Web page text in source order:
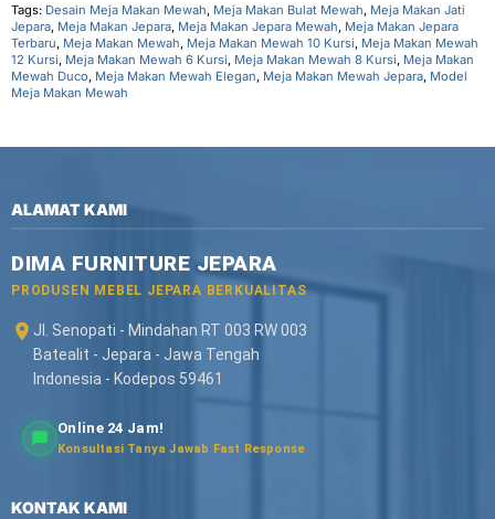
Tags: Desain Meja Makan Mewah, Meja Makan Bulat Mewah, Meja Makan Jati
Jepara, Meja Makan Jepara, Meja Makan Jepara Mewah, Meja Makan Jepara
Terbaru, Meja Makan Mewah, Meja Makan Mewah 10 Kursi, Meja Makan Mewah
12 Kursi, Meja Makan Mewah 6 Kursi, Meja Makan Mewah 8 Kursi, Meja Makan
Mewah Duco, Meja Makan Mewah Elegan, Meja Makan Mewah Jepara, Model
Meja Makan Mewah
ALAMAT KAMI
DIMA FURNITURE JEPARA
PRODUSEN MEBEL JEPARA BERKUALITAS
Jl. Senopati - Mindahan RT 003 RW 003
Batealit - Jepara - Jawa Tengah
Indonesia - Kodepos 59461
Online 24 Jam!
Konsultasi Tanya Jawab Fast Response
KONTAK KAMI